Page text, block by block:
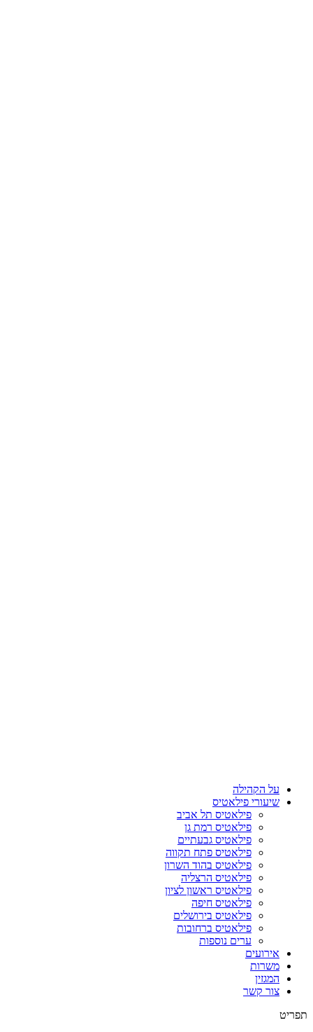
על הקהילה
שיעורי פילאטיס
פילאטיס תל אביב
פילאטיס רמת גן
פילאטיס גבעתיים
פילאטיס פתח תקווה
פילאטיס בהוד השרון
פילאטיס הרצליה
פילאטיס ראשון לציון
פילאטיס חיפה
פילאטיס בירושלים
פילאטיס ברחובות
ערים נוספות
אירועים
משרות
המגזין
צור קשר
תפריט